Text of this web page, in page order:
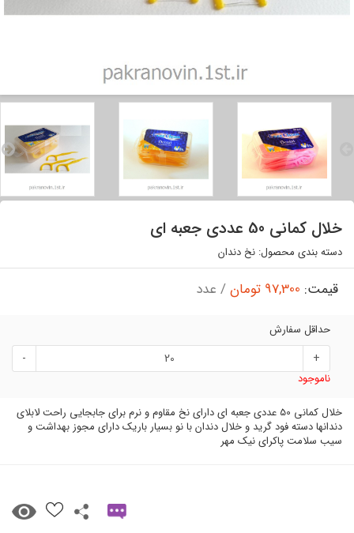
خلال کمانی 50 عددی جعبه ای
دسته بندی محصول: نخ دندان
قیمت: 97,300 تومان / عدد
حداقل سفارش
+
ناموجود
خلال کمانی 50 عددی جعبه ای دارای نخ مقاوم و نرم برای جابجایی راحت لابلای
دندانها دسته فود گرید و خلال دندان با نو بسیار باریک دارای مجوز بهداشت و
سیب سلامت پاکرای نیک مهر